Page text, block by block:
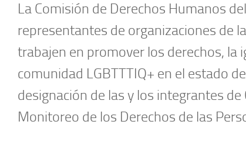
La Comisión de Derechos Humanos
representantes de organizaciones de
trabajen en promover los derechos, la
comunidad LGBTTTIQ+ en el estado
designación de las y los integrantes
Monitoreo de los Derechos de las